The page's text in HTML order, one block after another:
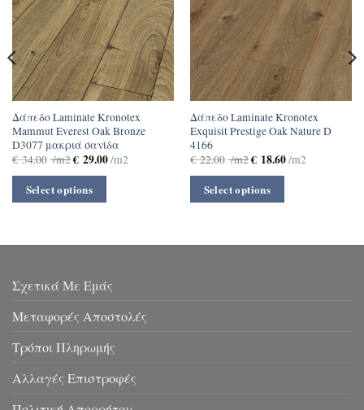
Δάπεδο Laminate Kronotex
Mammut Everest Oak Bronze
D3077 μακριά σανίδα
€34.00 /m2€29.00/m2
Select options
Δάπεδο Laminate Kronotex
Exquisit Prestige Oak Nature D
4166
€22.00 /m2€18.60/m2
Select options
Σχετικά Με Εμάς
Μεταφορές Αποστολές
Τρόποι Πληρωμής
Αλλαγές Επιστροφές